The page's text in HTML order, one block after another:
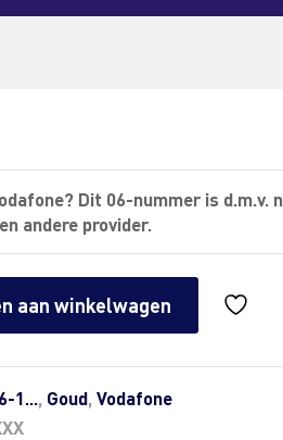
Dit 06-nummer is
andere provider.
aan winkelwagen
1..., Goud,Vodafone